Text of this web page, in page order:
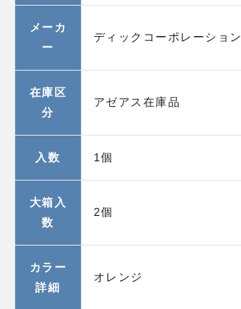
メーカ
ー
ディックコーポレーション
在庫区
分
アゼアス在庫品
入数 1個
大箱入
数
2個
カラー
詳細
オレンジ